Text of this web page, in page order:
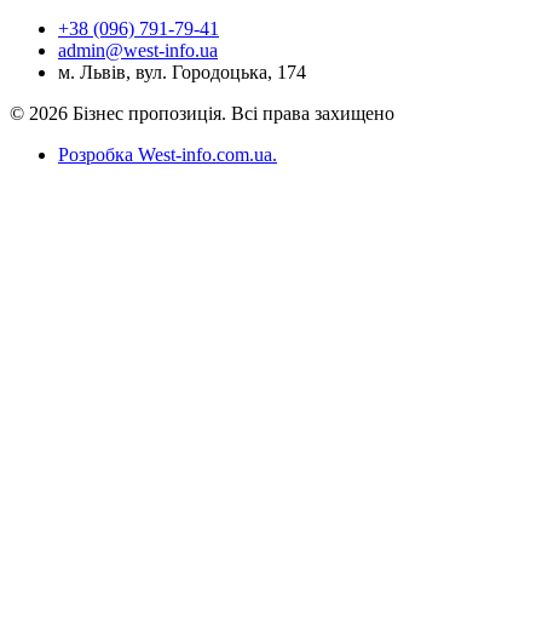
+38 (096) 791-79-41
admin@west-info.ua
м. Львів, вул. Городоцька, 174
© 2026 Бізнес пропозиція. Всі права захищено
Розробка West-info.com.ua.